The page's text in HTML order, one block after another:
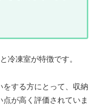
冷凍室が特徴です。
する方にとって、収納
が高く評価されていま